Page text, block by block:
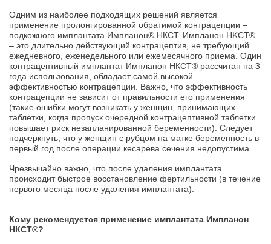
Одним из наиболее подходящих решений является
применение пролонгированной обратимой контрацепции –
подкожного имплантата Импланон® НКСТ. Импланон HKCT®
– это длительно действующий контрацептив, не требующий
ежедневного, еженедельного или ежемесячного приема. Один
контрацептивный имплантат Импланон НКСТ® рассчитан на 3
года использования, обладает самой высокой
эффективностью контрацепции. Важно, что эффективность
контрацепции не зависит от правильности его применения
(такие ошибки могут возникать у женщин, принимающих
таблетки, когда пропуск очередной контрацептивной таблетки
повышает риск незапланированной беременности). Следует
подчеркнуть, что у женщин с рубцом на матке беременность в
первый год после операции кесарева сечения недопустима.
Чрезвычайно важно, что после удаления имплантата
происходит быстрое восстановление фертильности (в течение
первого месяца после удаления имплантата).
Кому рекомендуется применение имплантата Импланон
НКСТ®?